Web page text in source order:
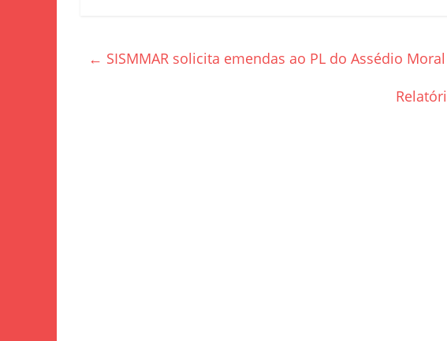
e er e
← SISMMAR solicita emendas ao PL do Assédio Moral